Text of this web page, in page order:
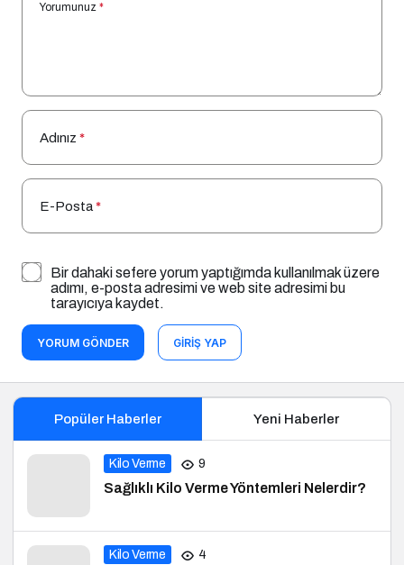
Yorumunuz *
Adınız *
E-Posta*
Bir dahaki sefere yorum yaptığımda kullanılmak üzere
adımı, e-posta adresimi ve web site adresimi bu
tarayıcıya kaydet.
YORUM GÖNDER GIRIŞ YAP
Popüler Haberler Yeni Haberler
Kilo Verme 9
Sağlıklı Kilo Verme Yöntemleri Nelerdir?
Kilo Verme 4